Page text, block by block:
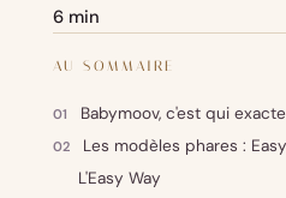
6 min
AU SOMMAIRE
Babymoov, c'est qui
Les modèles phares :
L'Easy Way